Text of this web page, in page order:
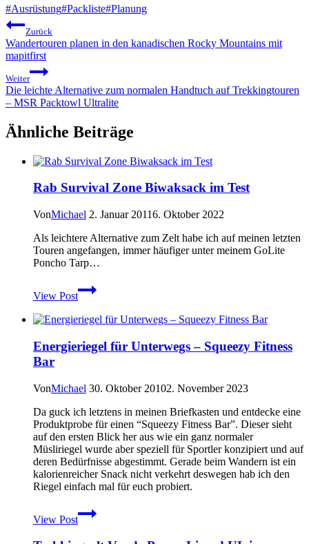
Schlagworte:
#Ausrüstung#Packliste#Planung
Beitragsnavigation
Zurück
Wandertouren planen in den kanadischen Rocky Mountains mit
mapitfirst
Weiter
Die leichte Alternative zum normalen Handtuch auf Trekkingtouren
– MSR Packtowl Ultralite
Ähnliche Beiträge
Rab Survival Zone Biwaksack im Test
VonMichael 2. Januar 20116. Oktober 2022
Als leichtere Alternative zum Zelt habe ich auf meinen letzten
Touren angefangen, immer häufiger unter meinem GoLite
Poncho Tarp…
View Post
Rab
Survival
Biwaksack
Test
Energieriegel für Unterwegs – Squeezy Fitness
Bar
VonMichael 30. Oktober 20102. November 2023
Da guck ich letztens in meinen Briefkasten und entdecke eine
Produktprobe für einen “Squeezy Fitness Bar”. Dieser sieht
auf den ersten Blick her aus wie ein ganz normaler
Müsliriegel wurde aber speziell für Sportler konzipiert und auf
deren Bedürfnisse abgestimmt. Gerade beim Wandern ist ein
kalorienreicher Snack nicht verkehrt deswegen hab ich den
Riegel einfach mal für euch probiert.
View Post
Energieriegel
für